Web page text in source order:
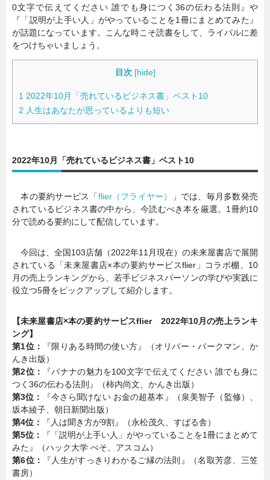
0文字で伝えてください 誰でも身につく36の伝わる法則』や
『「説明が上手い人」がやっていることを1冊にまとめてみた』
が話題になっています。こんな時こそ読書をして、ライバルに差
をつけちゃいましょう。
目次 [hide]
1 2022年10月「売れているビジネス書」ベスト10
2 人生はあなたが思っているよりも短い
2022年10月「売れているビジネス書」ベスト10
本の要約サービス「flier（フライヤー）
」では、毎月多数発売
されているビジネス書の中から、今読むべき本を厳選。1冊約10
分で読める要約にして配信しています。
今回は、全国103店舗（2022年11月現在）の未来屋書店で展開
されている「未来屋書店×本の要約サービスflier」コラボ棚、10
月の売上ランキングから、若手ビジネスパーソンの学びや実践に
役立つ5冊をピックアップして紹介します。
【未来屋書店×本の要約サービスflier 2022年10月の売上ランキ
ング】
第1位：
『限りある時間の使い方』（オリバー・バークマン、か
んき出版）
第2位：
『バナナの魅力を100文字で伝えてください 誰でも身に
つく36の伝わる法則』（柿内尚文、かんき出版）
第3位：
『今さら聞けない お金の超基本』（泉美智子（監修）、
坂本綾子、朝日新聞出版）
第4位：
『人は聞き方が9割』（永松茂久、すばる舎）
第5位：
『「説明が上手い人」がやっていることを1冊にまとめて
みた』（ハック大学 ぺそ、アスコム）
第6位：
『人生がすっきりわかるご縁の法則』（名取芳彦、三笠
書房）